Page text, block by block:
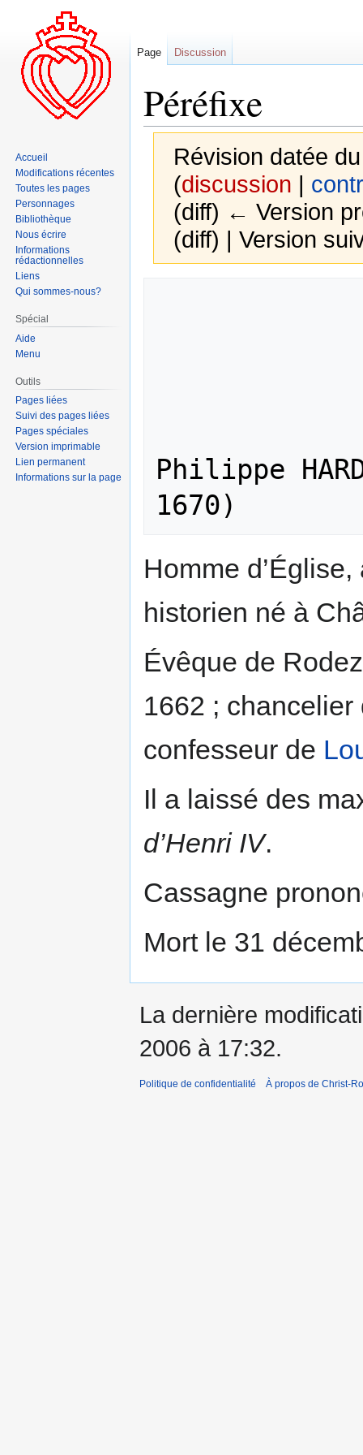
Péréfixe
Révision datée
(discussion |
(diff) ← Version
(diff) | Version
Philippe
Homme
historien né à
Évêque de
1662 ;
confesseur de
Il a laissé des
d’Henri IV.
Cassagne
Mort le 31
Page Discussion
Accueil
Modifications récentes
Toutes les pages
Personnages
Bibliothèque
Nous écrire
Informations
rédactionnelles
Liens
Qui sommes-nous?
Spécial
Aide
Menu
Outils
Pages liées
Suivi des pages liées
Pages spéciales
Version imprimable
Lien permanent
Informations sur la page
La dernière
2006 à 17:32.
Politique de confidentialité À propos de Christ-